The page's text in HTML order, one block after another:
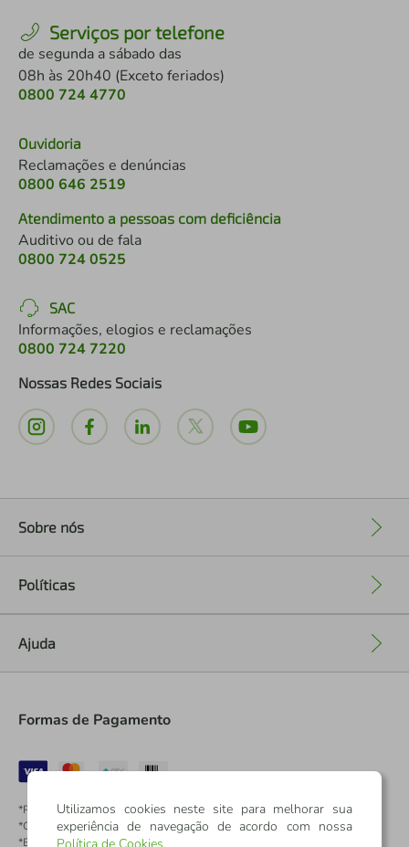
Serviços por telefone
de segunda a sábado das
08h às 20h40 (Exceto feriados)
0800 724 4770
Ouvidoria
Reclamações e denúncias
0800 646 2519
Atendimento a pessoas com deficiência
Auditivo ou de fala
0800 724 0525
SAC
Informações, elogios e reclamações
0800 724 7220
Nossas Redes Sociais
Sobre nós
Políticas
Ajuda
Formas de Pagamento
*Pontos dos Cartões Sicredi
*Cartões Sicredi
*Boleto exclusivo para associados PJ
Utilizamos cookies neste site para melhorar sua
experiência de navegação de acordo com nossa